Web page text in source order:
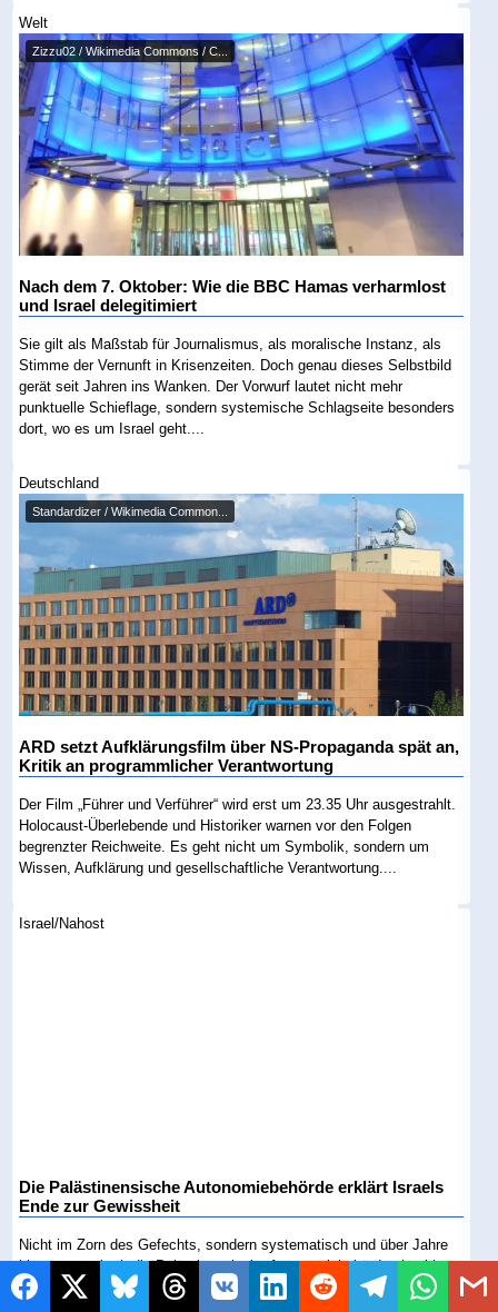
Welt
Zizzu02 / Wikimedia Commons / C...
Nach dem 7. Oktober: Wie die BBC Hamas verharmlost
und Israel delegitimiert
Sie gilt als Maßstab für Journalismus, als moralische Instanz, als
Stimme der Vernunft in Krisenzeiten. Doch genau dieses Selbstbild
gerät seit Jahren ins Wanken. Der Vorwurf lautet nicht mehr
punktuelle Schieflage, sondern systemische Schlagseite besonders
dort, wo es um Israel geht....
Deutschland
Standardizer / Wikimedia Common...
ARD setzt Aufklärungsfilm über NS-Propaganda spät an,
Kritik an programmlicher Verantwortung
Der Film „Führer und Verführer“ wird erst um 23.35 Uhr ausgestrahlt.
Holocaust-Überlebende und Historiker warnen vor den Folgen
begrenzter Reichweite. Es geht nicht um Symbolik, sondern um
Wissen, Aufklärung und gesellschaftliche Verantwortung....
Israel/Nahost
Die Palästinensische Autonomiebehörde erklärt Israels
Ende zur Gewissheit
Nicht im Zorn des Gefechts, sondern systematisch und über Jahre
hinweg vermittelt die Palästinensische Autonomiebehörde eine klare
Botschaft. Israel sei nur eine vorübergehende Erscheinung, sein